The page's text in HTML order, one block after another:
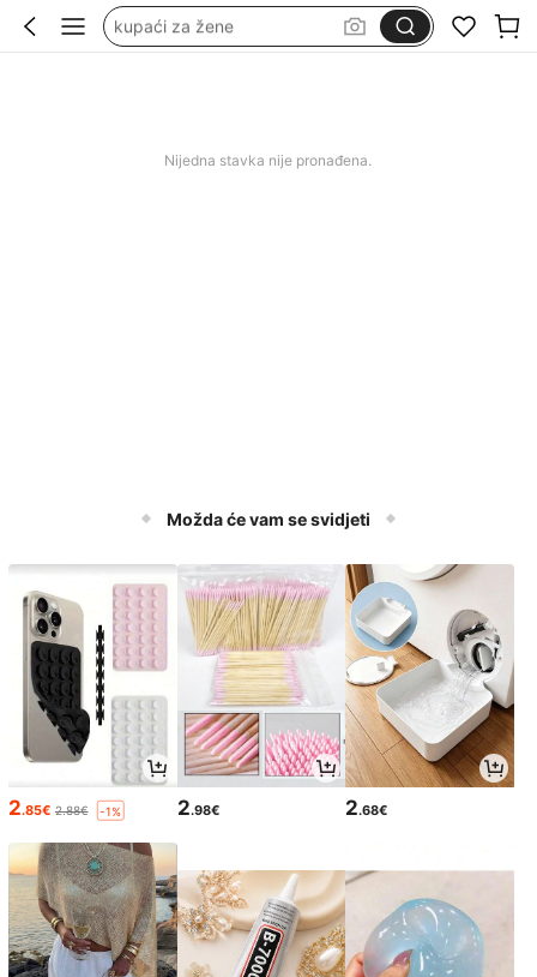
kupaći za žene
Nijedna stavka nije pronađena.
Možda će vam se svidjeti
2.85€ 2.88€ -1% 2.98€ 2.68€